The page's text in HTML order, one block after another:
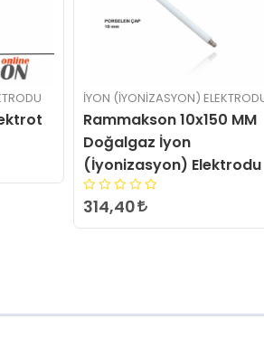
MM
İYON (İYONIZASYON)
Rammakson 11x120 MM
Doğalgaz İyon
(İyonizasyon) Elektrodu
288,00